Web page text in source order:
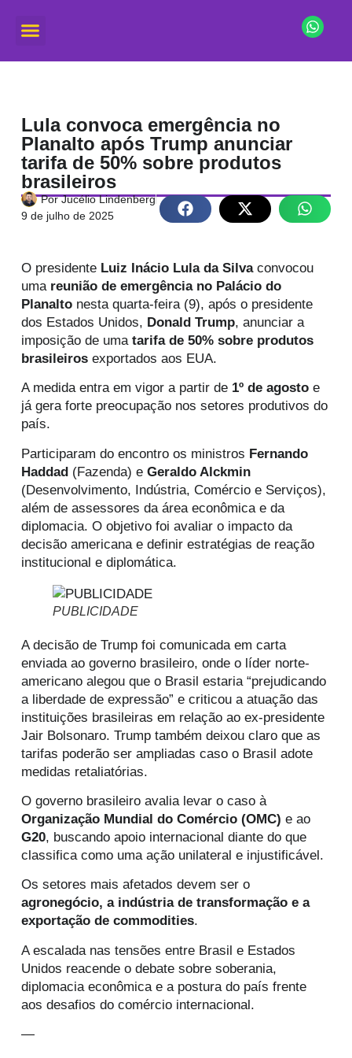
Lula convoca emergência no
Planalto após Trump anunciar
tarifa de 50% sobre produtos
brasileiros
PorJucélio Lindenberg
9 de julho de 2025
O presidente Luiz Inácio Lula da Silvaconvocou
uma reunião de emergência no Palácio do
Planalto nesta quarta-feira (9), após o presidente
dos Estados Unidos, Donald Trump, anunciar a
imposição de umatarifa de 50% sobre produtos
brasileiros exportados aos EUA.
A medida entra em vigor a partir de 1º de agosto e
já gera forte preocupação nos setores produtivos do
país.
Participaram do encontro os ministros Fernando
Haddad (Fazenda) eGeraldo Alckmin
(Desenvolvimento, Indústria, Comércio e Serviços),
além de assessores da área econômica e da
diplomacia. O objetivo foi avaliar o impacto da
decisão americana e definir estratégias de reação
institucional e diplomática.
PUBLICIDADE
A decisão de Trump foi comunicada em carta
enviada ao governo brasileiro, onde o líder norte-
americano alegou que o Brasil estaria “prejudicando
a liberdade de expressão” e criticou a atuação das
instituições brasileiras em relação ao ex-presidente
Jair Bolsonaro. Trump também deixou claro que as
tarifas poderão ser ampliadas caso o Brasil adote
medidas retaliatórias.
O governo brasileiro avalia levar o caso à
Organização Mundial do Comércio (OMC) e ao
G20, buscando apoio internacional diante do que
classifica como uma ação unilateral e injustificável.
Os setores mais afetados devem ser o
agronegócio, a indústria de transformação e a
exportação de commodities.
A escalada nas tensões entre Brasil e Estados
Unidos reacende o debate sobre soberania,
diplomacia econômica e a postura do país frente
aos desafios do comércio internacional.
—